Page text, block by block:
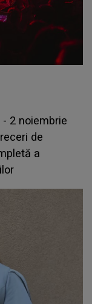
2 noiembrie
de
a